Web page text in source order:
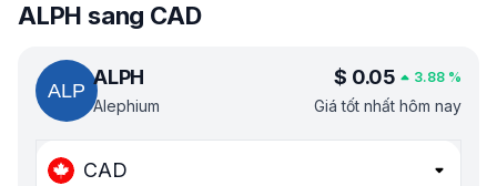
ALPH sang CAD
ALPH
Alephium
$ 0.05 3.88 %
Giá tốt nhất hôm nay
CAD